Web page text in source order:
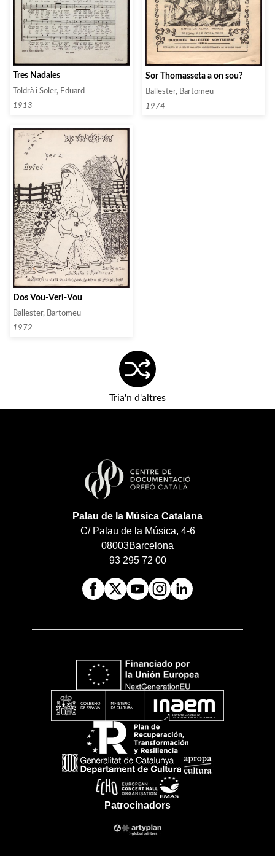
Tres Nadales
Toldrà i Soler, Eduard
1913
Sor Thomasseta a on sou?
Ballester, Bartomeu
1974
Dos Vou-Veri-Vou
Ballester, Bartomeu
1972
Tria'n d'altres
Palau de la Música Catalana
C/ Palau de la Música, 4-6
08003Barcelona
93 295 72 00
Patrocinadors